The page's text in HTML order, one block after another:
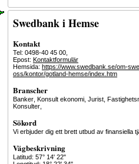
Swedbank i Hemse
Kontakt
Tel: 0498-40 45 00,
Epost: Kontaktformulär
Hemsida: https://www.swedbank.se/om-
oss/kontor/gotland-hemse/index.htm
Branscher
Banker Konsult ekonomi Jurist
Konsulter
Sökord
Vi erbjuder dig ett brett utbud av finansiella
Vägbeskrivning
Latitud: 57° 14' 22"